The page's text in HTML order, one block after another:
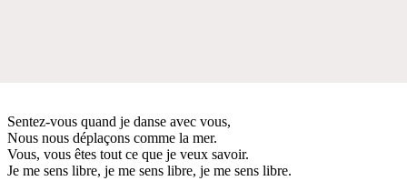
Sentez-vous quand je danse avec vous,
Nous nous déplaçons comme la mer.
Vous, vous êtes tout ce que je veux savoir.
Je me sens libre, je me sens libre, je me sens libre.